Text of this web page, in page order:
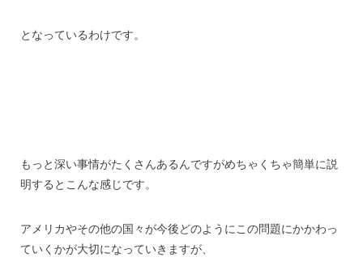
となっているわけです。
もっと深い事情がたくさんあるんですがめちゃくちゃ簡単に説
明するとこんな感じです。
アメリカやその他の国々が今後どのようにこの問題にかかわっ
ていくかが大切になっていきますが、